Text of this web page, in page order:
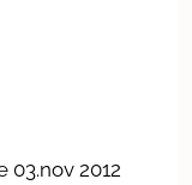
03.nov 2012